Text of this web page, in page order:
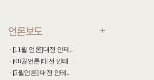
언론보도 +
[11월 언론]대전 인테..
[08월언론]대전 인테..
[5월언론] 대전 인테..